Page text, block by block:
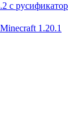
с
1.20.1